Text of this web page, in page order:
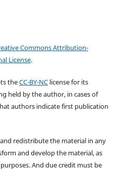
Commons Attribution-
License.
theCC-BY-NClicense for its
held by the author, in cases of
authors indicate first publication
redistribute the material in any
and develop the material, as
And due credit must be